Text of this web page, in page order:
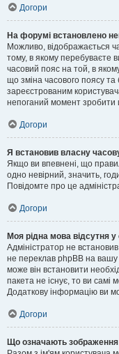
Догори
На форумі встановлено
Можливо, відображається
тому, в якому перебуваєте
часовий пояс на той, в
що зміна часового поясу
зареєстрованим
непоганий момент зробити
Догори
Я встановив власну
Якщо ви впевнені, що
одно невірний, значить,
Повідомте про це
Догори
Моя рідна мова відсутня у
Адміністратор не
не переклав phpBB на вашу
може він встановити
пакета не існує, то ви
Додаткову інформацію ви
Догори
Що означають